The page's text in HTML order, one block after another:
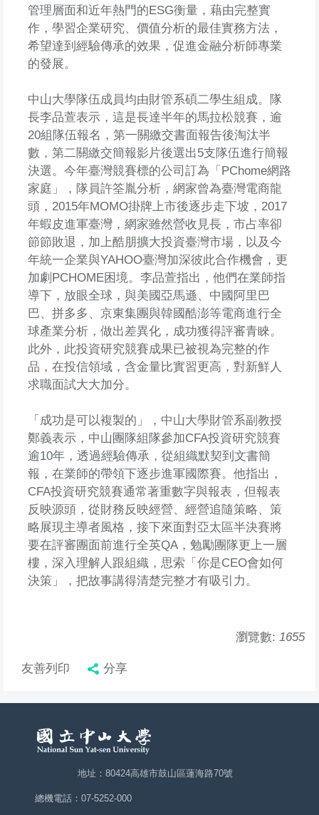
管理層面和近年熱門的ESG衡量，藉由完整實
作，學習企業研究、價值分析的最佳實務方法，
希望達到經驗傳承的效果，促進金融分析師專業
的發展。
中山大學隊伍成員均由財管系碩二學生組成。隊
長李品萱表示，這是長達半年的馬拉松競賽，逾
20組隊伍報名，第一關繳交書面報告後淘汰半
數，第二關繳交簡報影片後選出5支隊伍進行簡報
決選。今年臺灣競賽標的公司訂為「PChome網路
家庭」，隊員許筌胤分析，網家曾為臺灣電商龍
頭，2015年MOMO掛牌上市後逐步走下坡，2017
年蝦皮進軍臺灣，網家雖然營收見長，市占率卻
節節敗退，加上酷朋擴大投資臺灣市場，以及今
年統一企業與YAHOO臺灣加深彼此合作機會，更
加劇PCHOME困境。李品萱指出，他們在業師指
導下，放眼全球，與美國亞馬遜、中國阿里巴
巴、拼多多、京東集團與韓國酷澎等電商進行全
球產業分析，做出差異化，成功獲得評審青睞。
此外，此投資研究競賽成果已被視為完整的作
品，在投信領域，含金量比實習更高，對新鮮人
求職面試大大加分。
「成功是可以複製的」，中山大學財管系副教授
鄭義表示，中山團隊組隊參加CFA投資研究競賽
逾10年，透過經驗傳承，從組織默契到文書簡
報，在業師的帶領下逐步進軍國際賽。他指出，
CFA投資研究競賽通常著重數字與報表，但報表
反映源頭，從財務反映經營、經營追隨策略、策
略展現主導者風格，接下來面對亞太區半決賽將
要在評審團面前進行全英QA，勉勵團隊更上一層
樓，深入理解人跟組織，思索「你是CEO會如何
決策」，把故事講得清楚完整才有吸引力。
瀏覽數: 1655
友善列印 分享
地址：80424高雄市鼓山區蓮海路70號
總機電話：07-5252-000